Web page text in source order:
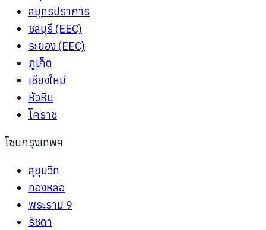
สมุทรปราการ
ชลบุรี (EEC)
ระยอง (EEC)
ภูเก็ต
เชียงใหม่
หัวหิน
โคราช
โซนกรุงเทพฯ
สุขุมวิท
ทองหล่อ
พระราม 9
รัชดา